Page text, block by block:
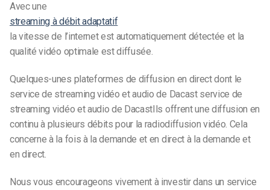
Avec une
streaming à débit adaptatif
la vitesse de l’internet est automatiquement détectée et la
qualité vidéo optimale est diffusée.
Quelques-unes plateformes de diffusion en direct dont le
service de streaming vidéo et audio de Dacast service de
streaming vidéo et audio de DacastIls offrent une diffusion en
continu à plusieurs débits pour la radiodiffusion vidéo. Cela
concerne à la fois à la demande et en direct à la demande et
en direct.
Nous vous encourageons vivement à investir dans un service